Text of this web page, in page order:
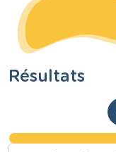
Résultats